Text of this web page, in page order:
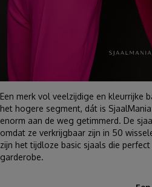
Een merk vol veelzijdige en kleurrijke
het hogere segment, dát is
enorm aan de weg getimmerd. De
omdat ze verkrijgbaar zijn in 50
zijn het tijdloze basic sjaals die
garderobe.